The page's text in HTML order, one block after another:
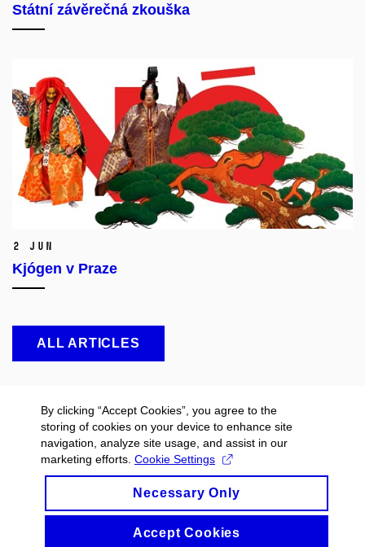
Státní závěrečná zkouška
2 Jun
Kjógen v Praze
ALL ARTICLES
By clicking “Accept Cookies”, you agree to the
storing of cookies on your device to enhance site
navigation, analyze site usage, and assist in our
marketing efforts. Cookie Settings
Necessary Only
Accept Cookies